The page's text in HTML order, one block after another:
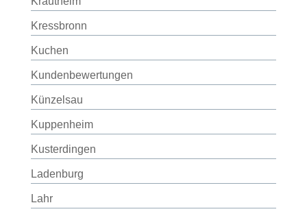
Kressbronn
Kuchen
Kundenbewertungen
Künzelsau
Kuppenheim
Kusterdingen
Ladenburg
Lahr